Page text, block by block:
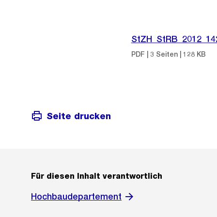
PDF | 3 Seiten | 128 KB
Seite drucken
Für diesen Inhalt verantwortlich
Hochbaudepartement